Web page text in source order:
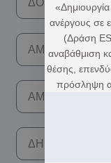
ανέργους σε
(Δράση
αναβάθμιση
θέσης,
πρόσληψη